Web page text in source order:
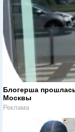
Блогерша
Москвы
Реклама